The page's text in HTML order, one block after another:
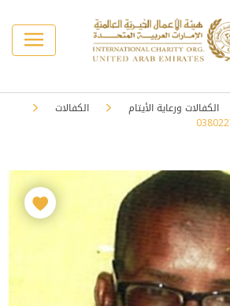
الكفالات ورعاية الأيتام
الكفالات